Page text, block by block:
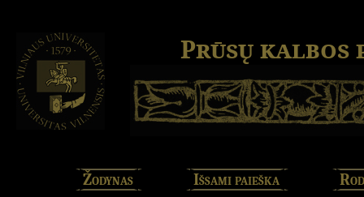
Prūsų kalbos
Žodynas Išsami paieška